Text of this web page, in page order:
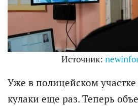
Источник:
Уже в полицейском
кулаки еще раз. Теперь